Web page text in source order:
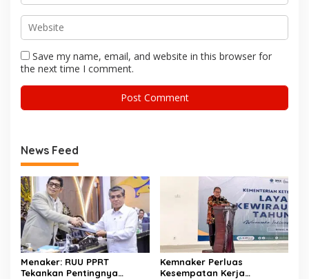
Save my name, email, and website in this browser for
the next time I comment.
News Feed
Menaker: RUU PPRT
Tekankan Pentingnya
Kemnaker Perluas
Kesempatan Kerja